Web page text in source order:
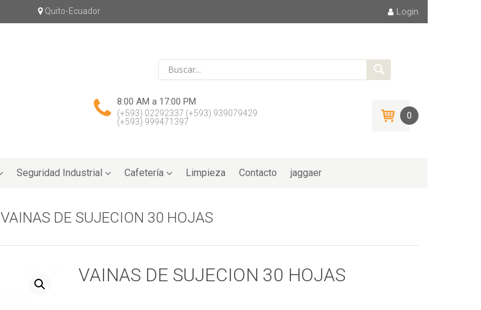
Quito-Ecuador Login
8:00 AM a 17:00 PM
(+593) 02292337 (+593) 939079429
(+593) 999471397
0
Seguridad Industrial Cafetería Limpieza Contacto jaggaer
VAINAS DE SUJECION 30 HOJAS
VAINAS DE SUJECION 30 HOJAS